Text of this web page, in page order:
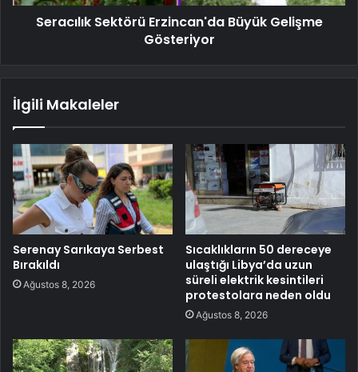
Seracılık Sektörü Erzincan'da Büyük Gelişme
Gösteriyor
İlgili Makaleler
Serenay Sarıkaya Serbest
Bırakıldı
Ağustos 8, 2026
Sıcaklıkların 50 dereceye
ulaştığı Libya’da uzun
süreli elektrik kesintileri
protestolara neden oldu
Ağustos 8, 2026